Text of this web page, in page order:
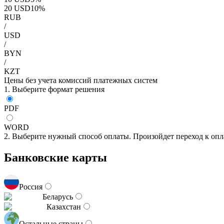
20 USD10%
RUB
/
USD
/
BYN
/
KZT
Цены без учета комиссий платежных систем
1. Выберите формат решения
PDF
WORD
2. Выберите нужный способ оплаты. Произойдет переход к
Банковские карты
Россия
Беларусь
Казахстан